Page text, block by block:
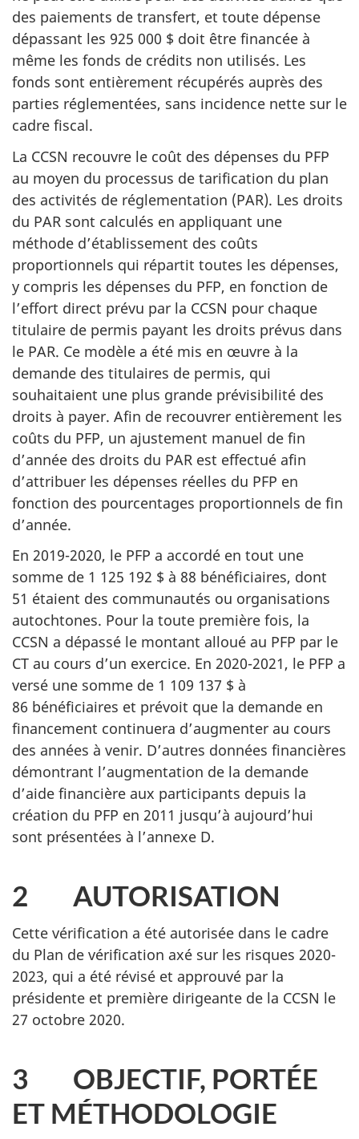
des paiements de transfert, et toute dépense
dépassant les 925 000 $ doit être financée à
même les fonds de crédits non utilisés. Les
fonds sont entièrement récupérés auprès des
parties réglementées, sans incidence nette sur le
cadre fiscal.
La CCSN recouvre le coût des dépenses du PFP
au moyen du processus de tarification du plan
des activités de réglementation (PAR). Les droits
du PAR sont calculés en appliquant une
méthode d’établissement des coûts
proportionnels qui répartit toutes les dépenses,
y compris les dépenses du PFP, en fonction de
l’effort direct prévu par la CCSN pour chaque
titulaire de permis payant les droits prévus dans
le PAR. Ce modèle a été mis en œuvre à la
demande des titulaires de permis, qui
souhaitaient une plus grande prévisibilité des
droits à payer. Afin de recouvrer entièrement les
coûts du PFP, un ajustement manuel de fin
d’année des droits du PAR est effectué afin
d’attribuer les dépenses réelles du PFP en
fonction des pourcentages proportionnels de fin
d’année.
En 2019-2020, le PFP a accordé en tout une
somme de 1 125 192 $ à 88 bénéficiaires, dont
51 étaient des communautés ou organisations
autochtones. Pour la toute première fois, la
CCSN a dépassé le montant alloué au PFP par le
CT au cours d’un exercice. En 2020-2021, le PFP a
versé une somme de 1 109 137 $ à
86 bénéficiaires et prévoit que la demande en
financement continuera d’augmenter au cours
des années à venir. D’autres données financières
démontrant l’augmentation de la demande
d’aide financière aux participants depuis la
création du PFP en 2011 jusqu’à aujourd’hui
sont présentées à l’annexe D.
2 AUTORISATION
Cette vérification a été autorisée dans le cadre
du Plan de vérification axé sur les risques 2020-
2023, qui a été révisé et approuvé par la
présidente et première dirigeante de la CCSN le
27 octobre 2020.
3 OBJECTIF, PORTÉE
ET MÉTHODOLOGIE